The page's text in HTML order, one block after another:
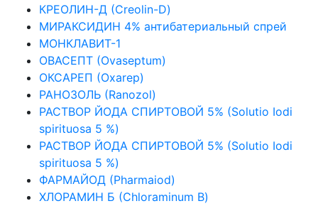
КРЕОЛИН-Д (Creolin-D)
МИРАКСИДИН 4% антибатериальный спрей
МОНКЛАВИТ-1
ОВАСЕПТ (Ovaseptum)
ОКСАРЕП (Oxarep)
РАНОЗОЛЬ (Ranozol)
РАСТВОР ЙОДА СПИРТОВОЙ 5% (Solutio Iodi
spirituosa 5 %)
РАСТВОР ЙОДА СПИРТОВОЙ 5% (Solutio Iodi
spirituosa 5 %)
ФАРМАЙОД (Pharmaiod)
ХЛОРАМИН Б (Chloraminum B)